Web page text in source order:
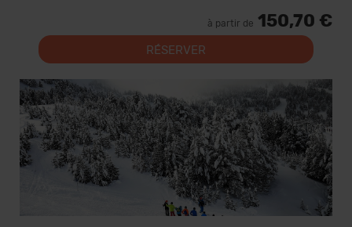
à partir de 150,70 €
RÉSERVER